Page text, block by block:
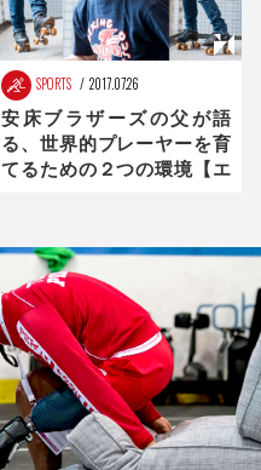
SPORTS 2017.07.26
安床ブラザーズの父が語
る、世界的プレーヤーを育
てるための２つの環境【エ